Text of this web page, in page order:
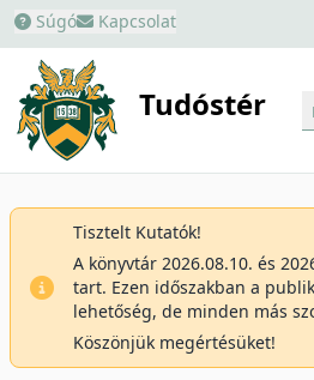
Súgó Kapcsolat
Tudóstér
Tisztelt Kutatók!
A könyvtár 2026.08.10. és
tart. Ezen időszakban a
lehetőség, de minden más
Köszönjük megértésüket!